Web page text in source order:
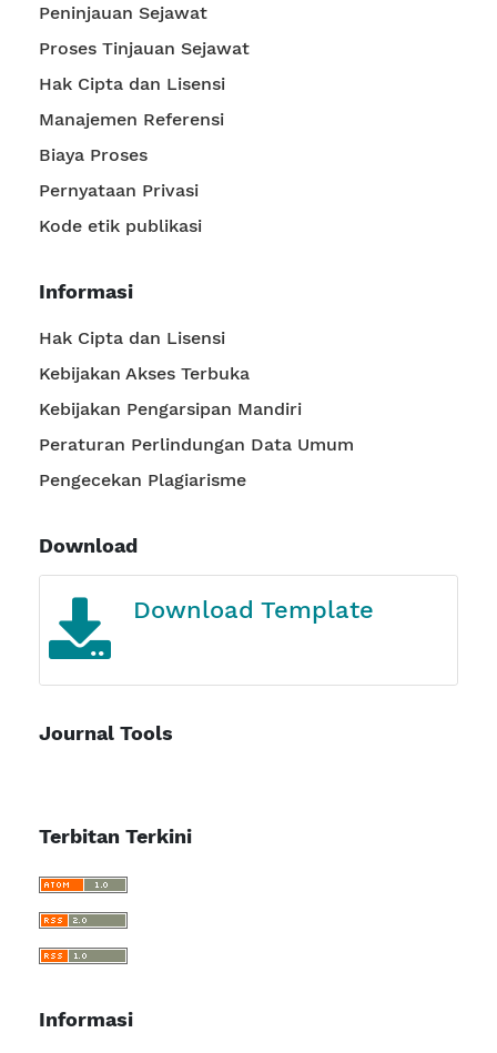
Peninjauan Sejawat
Proses Tinjauan Sejawat
Hak Cipta dan Lisensi
Manajemen Referensi
Biaya Proses
Pernyataan Privasi
Kode etik publikasi
Informasi
Hak Cipta dan Lisensi
Kebijakan Akses Terbuka
Kebijakan Pengarsipan Mandiri
Peraturan Perlindungan Data Umum
Pengecekan Plagiarisme
Download
Journal Tools
Terbitan Terkini
Informasi